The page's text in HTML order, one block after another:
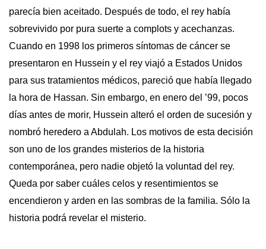
parecía bien aceitado. Después de todo, el rey había
sobrevivido por pura suerte a complots y acechanzas.
Cuando en 1998 los primeros síntomas de cáncer se
presentaron en Hussein y el rey viajó a Estados Unidos
para sus tratamientos médicos, pareció que había llegado
la hora de Hassan. Sin embargo, en enero del ’99, pocos
días antes de morir, Hussein alteró el orden de sucesión y
nombró heredero a Abdulah. Los motivos de esta decisión
son uno de los grandes misterios de la historia
contemporánea, pero nadie objetó la voluntad del rey.
Queda por saber cuáles celos y resentimientos se
encendieron y arden en las sombras de la familia. Sólo la
historia podrá revelar el misterio.